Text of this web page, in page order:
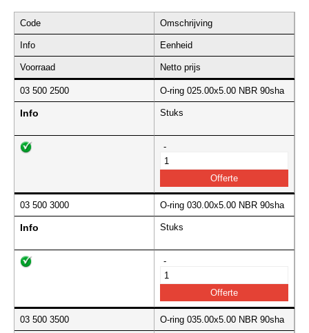
Code Omschrijving
Info Eenheid
Voorraad Netto prijs
03 500 2500 O-ring 025.00x5.00 NBR 90sha
Info Stuks
-
03 500 3000 O-ring 030.00x5.00 NBR 90sha
Info Stuks
-
03 500 3500 O-ring 035.00x5.00 NBR 90sha